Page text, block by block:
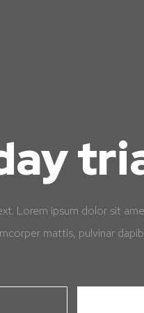
Lorem ipsum dolor sit
mattis, pulvinar